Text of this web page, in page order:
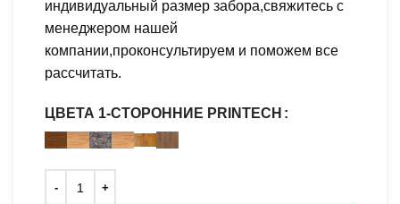
индивидуальный размер забора,свяжитесь с
менеджером нашей
компании,проконсультируем и поможем все
рассчитать.
ЦВЕТА 1-СТОРОННИЕ PRINTECH